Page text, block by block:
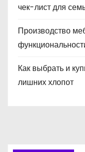
чек-лист для
Производство
Как выбрать и
лишних хлопот